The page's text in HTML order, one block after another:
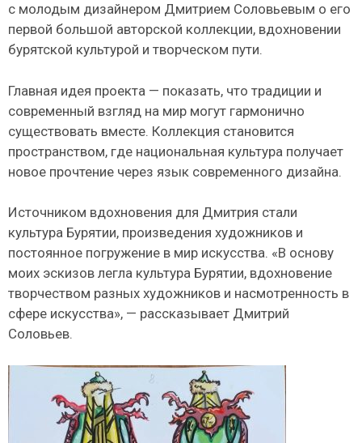
с молодым дизайнером Дмитрием Соловьевым о его
первой большой авторской коллекции, вдохновении
бурятской культурой и творческом пути.
Главная идея проекта — показать, что традиции и
современный взгляд на мир могут гармонично
существовать вместе. Коллекция становится
пространством, где национальная культура получает
новое прочтение через язык современного дизайна.
Источником вдохновения для Дмитрия стали
культура Бурятии, произведения художников и
постоянное погружение в мир искусства. «В основу
моих эскизов легла культура Бурятии, вдохновение
творчеством разных художников и насмотренность в
сфере искусства», — рассказывает Дмитрий
Соловьев.